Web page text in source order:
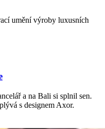
umění výroby luxusních
a na Bali si splnil sen.
s designem Axor.